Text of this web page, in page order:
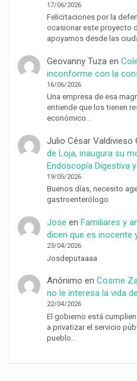
17/06/2026
Felicitaciones por la
ocasionar este proyecto
apoyamos desde las
Geovanny Tuzaen
inconforme con la
16/06/2026
Una empresa de esa
entiende que los tienen
económico…
Julio César Valdivieso
de Loja, inaugura su
Endoscopía Digestiva
19/05/2026
Buenos días, necesito
gastroenterólogo
Jose en Familiares y
dicen que es inocente
23/04/2026
Josdeputaaaa
Anónimo en Cosme
no le interesa la vida
22/04/2026
El gobierno está
a privatizar el servicio
pueblo…